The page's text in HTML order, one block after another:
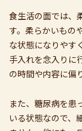
食生活の面では、
す。柔らかいもの
な状態になりやす
手入れを念入りに
の時間や内容に偏
また、糖尿病を患
いる状態なので、